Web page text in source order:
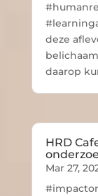
deze
daarop
HRD
Mar 27,